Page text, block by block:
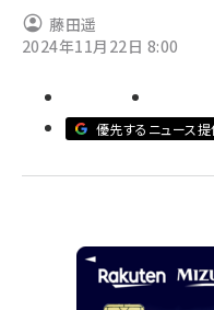
ビィ・フォアード
藤田遥
2024年11月22日 8:00
優先するニュース